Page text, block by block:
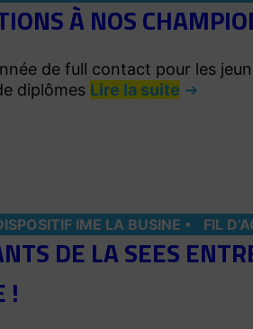
À NOS
de full contact pour les
diplômes Lire la suite
IME LA BUSINE FIL
DE LA SEES
!